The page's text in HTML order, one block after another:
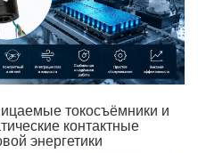
токосъёмники и
контактные
энергетики